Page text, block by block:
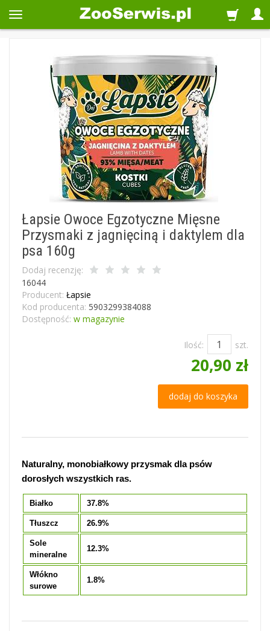
Łapsie Owoce Egzotyczne Mięsne
Przysmaki z jagnięciną i daktylem dla
psa 160g
Dodaj recenzję:
16044
Producent: Łapsie
Kod producenta: 5903299384088
Dostępność: w magazynie
Ilość: szt.
20,90 zł
dodaj do koszyka
Naturalny, monobiałkowy przysmak dla psów
dorosłych wszystkich ras.
Białko 37.8%
Tłuszcz 26.9%
Sole
mineralne
12.3%
Włókno
surowe
1.8%